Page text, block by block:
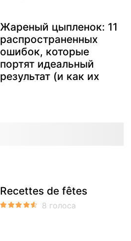
Жареный цыпленок: 11
распространенных
ошибок, которые
портят идеальный
результат (и как их
Recettes de fêtes